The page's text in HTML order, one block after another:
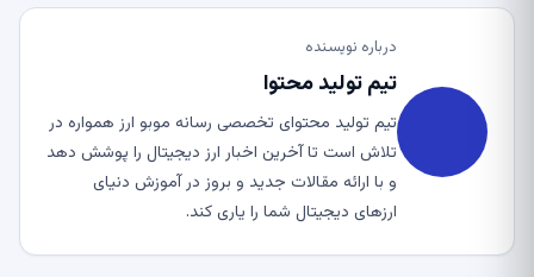
درباره نویسنده
تیم تولید محتوا
تیم تولید محتوای تخصصی رسانه موبو ارز همواره در
تلاش است تا آخرین اخبار ارز دیجیتال را پوشش دهد
و با ارائه مقالات جدید و بروز در آموزش دنیای
ارزهای دیجیتال شما را یاری کند.